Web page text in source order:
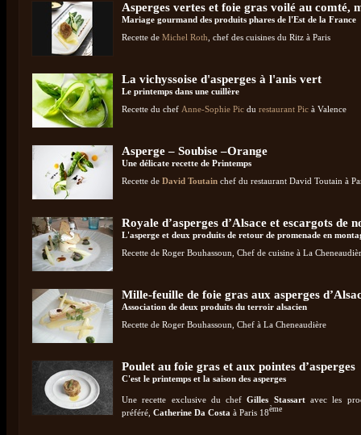
Asperges vertes et foie gras voilé au comté,
Mariage gourmand des produits phares de l'Est de la France
Recette de Michel Roth , chef des cuisines du Ritz à Paris
La vichyssoise d'asperges à l'anis vert
Le printemps dans une cuillère
Recette du chef Anne-Sophie Pic du restaurant Pic à Valence
Asperge – Soubise –Orange
Une délicate recette de Printemps
Recette de David Toutain chef du restaurant David Toutain à
Royale d’asperges d’Alsace et escargots de
L'asperge et deux produits de retour de promenade en
Recette de Roger Bouhassoun, Chef de cuisine à La
Mille-feuille de foie gras aux asperges
Association de deux produits du terroir alsacien
Recette de Roger Bouhassoun, Chef à La Cheneaudière
Poulet au foie gras et aux pointes d’asperges
C'est le printemps et la saison des asperges
Une recette exclusive du chefGilles Stassart avec les
préféré, Catherine Da Costa à Paris 18ème